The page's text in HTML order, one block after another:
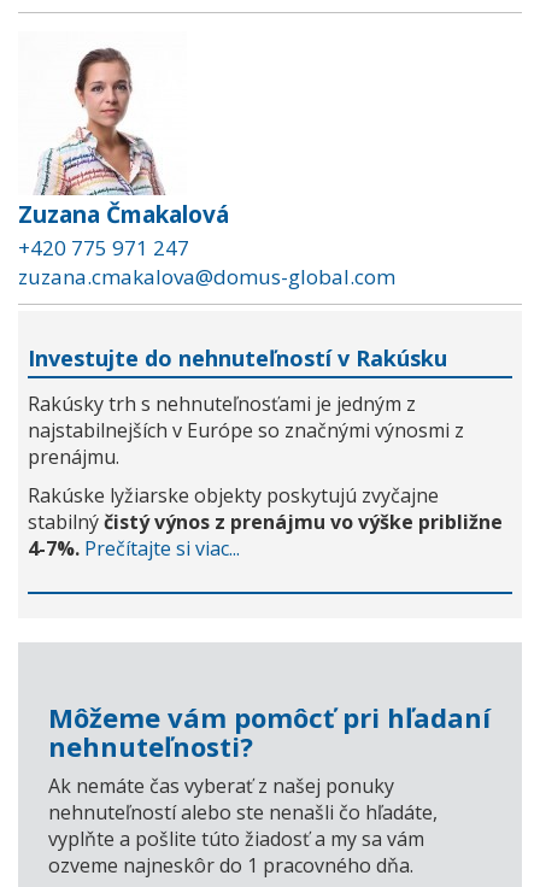
Zuzana Čmakalová
+420 775 971 247
zuzana.cmakalova@domus-global.com
Investujte do nehnuteľností v Rakúsku
Rakúsky trh s nehnuteľnosťami je jedným z
najstabilnejších v Európe so značnými výnosmi z
prenájmu.
Rakúske lyžiarske objekty poskytujú zvyčajne
stabilnýčistý výnos z prenájmu vo výške približne
4-7%. Prečítajte si viac...
Môžeme vám pomôcť pri hľadaní
nehnuteľnosti?
Ak nemáte čas vyberať z našej ponuky
nehnuteľností alebo ste nenašli čo hľadáte,
vyplňte a pošlite túto žiadosť a my sa vám
ozveme najneskôr do 1 pracovného dňa.